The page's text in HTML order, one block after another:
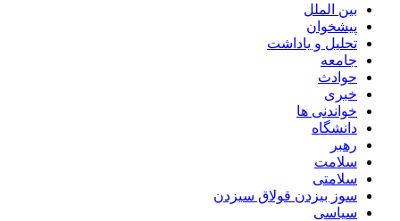
بین الملل
پیشخوان
تحلیل و یاداشت
جامعه
حوادث
خبری
خواندنی ها
دانشگاه
رهبر
سلامت
سلامتی
سوز بیزدن قولاق سیزدن
سیاسی